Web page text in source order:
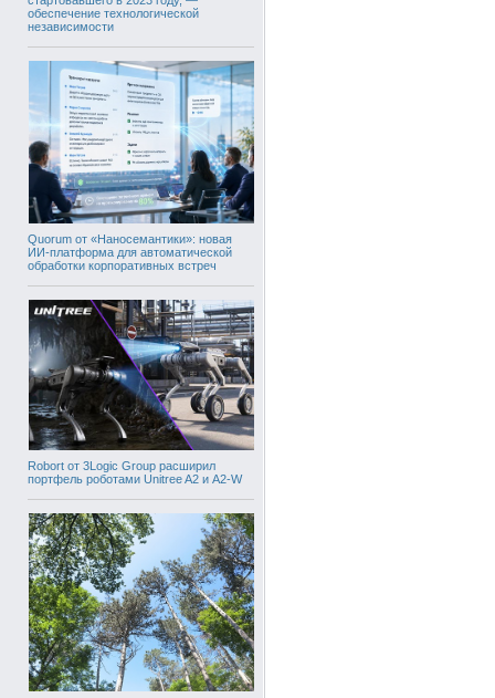
обеспечение технологической
независимости
Quorum от «Наносемантики»: новая
ИИ-платформа для автоматической
обработки корпоративных встреч
Robort от 3Logic Group расширил
портфель роботами Unitree A2 и A2-W